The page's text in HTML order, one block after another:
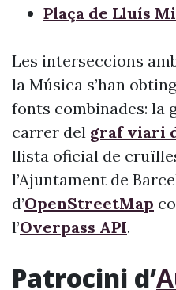
Plaça de Lluís
Les interseccions
la Música s’han
fonts combinades: la
carrer del graf viari
llista oficial de
l’Ajuntament de
d’OpenStreetMap
l’Overpass API.
Patrocini d’